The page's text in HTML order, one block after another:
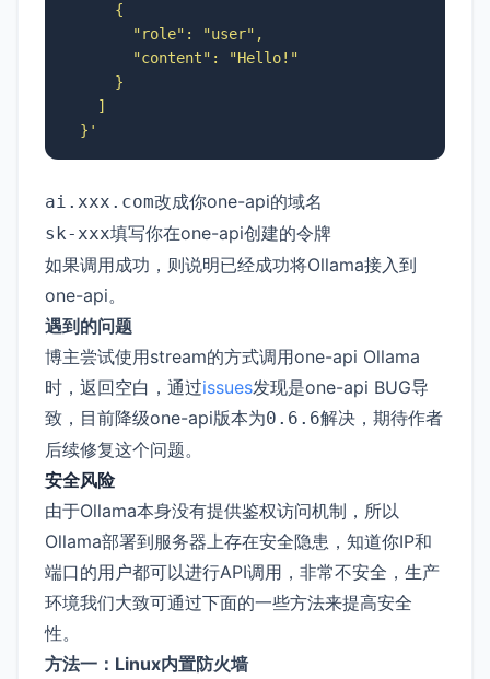
      {
        "role": "user",
        "content": "Hello!"
      }
    ]
  }'
ai.xxx.com改成你one-api的域名
sk-xxx填写你在one-api创建的令牌
如果调用成功，则说明已经成功将Ollama接入到
one-api。
遇到的问题
博主尝试使用stream的方式调用one-api Ollama
时，返回空白，通过issues发现是one-api BUG导
致，目前降级one-api版本为0.6.6解决，期待作者
后续修复这个问题。
安全风险
由于Ollama本身没有提供鉴权访问机制，所以
Ollama部署到服务器上存在安全隐患，知道你IP和
端口的用户都可以进行API调用，非常不安全，生产
环境我们大致可通过下面的一些方法来提高安全
性。
方法一：Linux内置防火墙